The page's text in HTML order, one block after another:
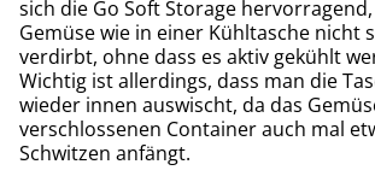
sich die Go Soft Storage
Gemüse wie in einer Kühltasche nicht
verdirbt, ohne dass es aktiv gekühlt
Wichtig ist allerdings, dass man die
wieder innen auswischt, da das
verschlossenen Container auch mal
Schwitzen anfängt.